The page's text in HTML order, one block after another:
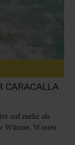
CARACALLA
auf mehr als
Wärme, Wasser